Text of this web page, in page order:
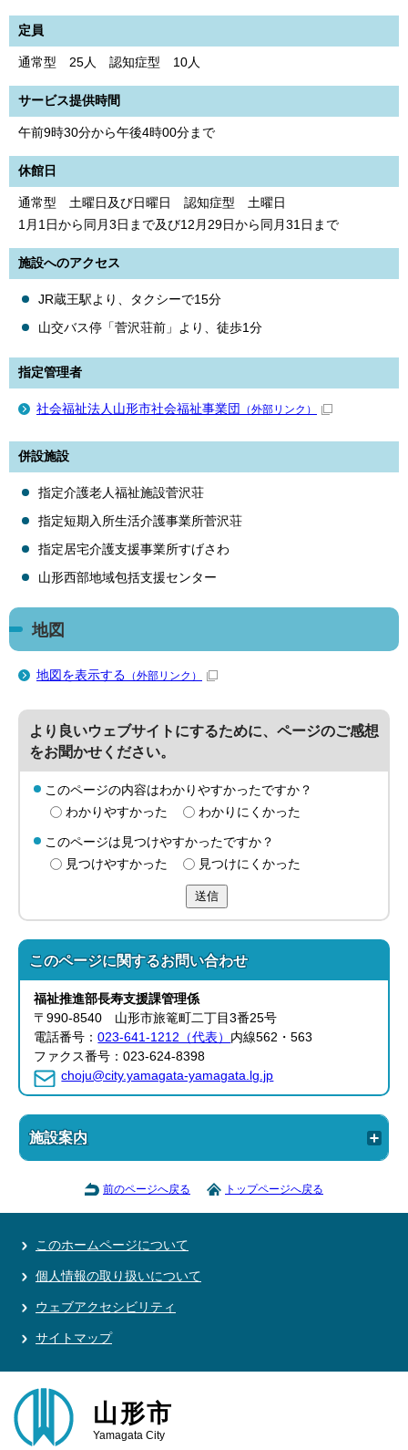
定員
通常型 25人 認知症型 10人
サービス提供時間
午前9時30分から午後4時00分まで
休館日
通常型 土曜日及び日曜日 認知症型 土曜日
1月1日から同月3日まで及び12月29日から同月31日まで
施設へのアクセス
JR蔵王駅より、タクシーで15分
山交バス停「菅沢荘前」より、徒歩1分
指定管理者
社会福祉法人山形市社会福祉事業団 （外部リンク）
併設施設
指定介護老人福祉施設菅沢荘
指定短期入所生活介護事業所菅沢荘
指定居宅介護支援事業所すげさわ
山形西部地域包括支援センター
地図
地図を表示する （外部リンク）
より良いウェブサイトにするために、ページのご感想
をお聞かせください。
このページの内容はわかりやすかったですか？
わかりやすかった
わかりにくかった
このページは見つけやすかったですか？
見つけやすかった
見つけにくかった
送信
このページに関するお問い合わせ
福祉推進部長寿支援課管理係
〒990-8540 山形市旅篭町二丁目3番25号
電話番号：023-641-1212（代表） 内線562・563
ファクス番号：023-624-8398
choju@city.yamagata-yamagata.lg.jp
施設案内
前のページへ戻る トップページへ戻る
このホームページについて
個人情報の取り扱いについて
ウェブアクセシビリティ
サイトマップ
山形市
Yamagata City